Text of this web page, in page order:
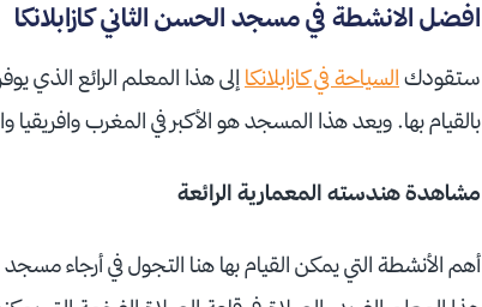
افضل الانشطة في مسجد الحسن الثاني كازابلانكا
ستقودك السياحة في كازابلانكا إلى هذا المعلم الرائع الذي
بالقيام بها. ويعد هذا المسجد هو الأكبر في المغرب وافريقيا
مشاهدة هندسته المعمارية الرائعة
أهم الأنشطة التي يمكن القيام بها هنا التجول في أرجاء